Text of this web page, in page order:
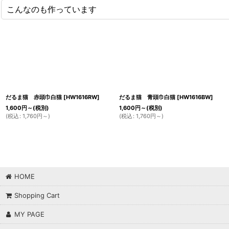
こんなのも作っています
だるま猫 赤頭巾白猫 [HW1616RW]
1,600 円 ～ (税別)
(税込 : 1,760円 ～ )
だるま猫 青頭巾白猫 [HW1616BW]
1,600 円 ～ (税別)
(税込 : 1,760円 ～ )
HOME
Shopping Cart
MY PAGE